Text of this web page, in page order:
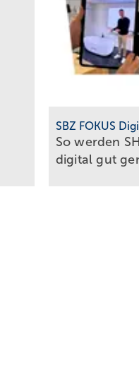
SBZ FOKUS
So werden
digital gut